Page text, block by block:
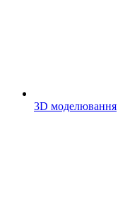
3D моделювання